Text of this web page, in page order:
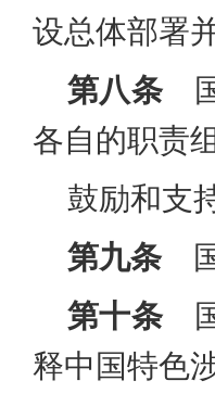
设总体部署
第八条
各自的职责
鼓励和支
第九条
第十条
释中国特色